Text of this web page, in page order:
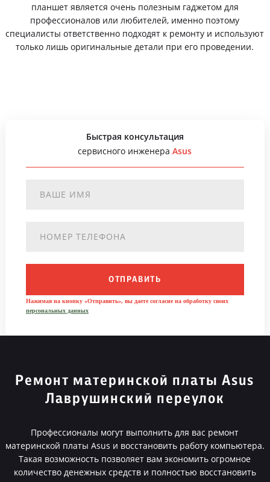
планшет является очень полезным гаджетом для
профессионалов или любителей, именно поэтому
специалисты ответственно подходят к ремонту и используют
только лишь оригинальные детали при его проведении.
Быстрая консультация
сервисного инженераAsus
ОТПРАВИТЬ
Нажимая на кнопку «Отправить», вы даете согласие на обработку своих
персональных данных
Ремонт материнской платы Asus
Лаврушинский переулок
Профессионалы могут выполнить для вас ремонт
материнской платы Asus и восстановить работу компьютера.
Такая возможность позволяет вам экономить огромное
количество денежных средств и полностью восстановить